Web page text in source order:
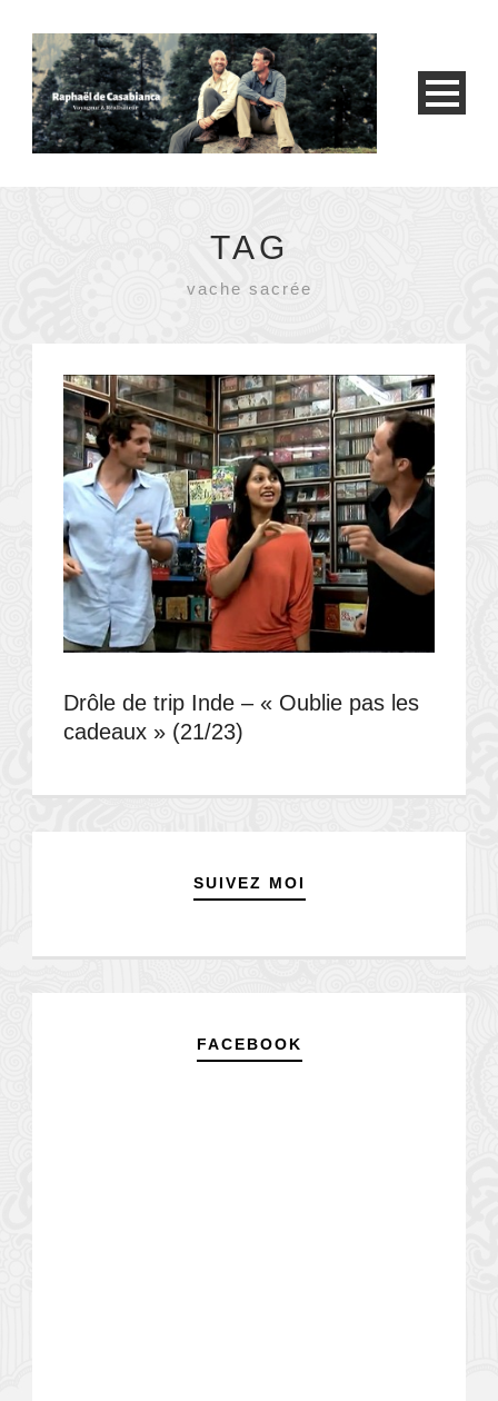
TAG
vache sacrée
Drôle de trip Inde – « Oublie pas les
cadeaux » (21/23)
SUIVEZ MOI
FACEBOOK